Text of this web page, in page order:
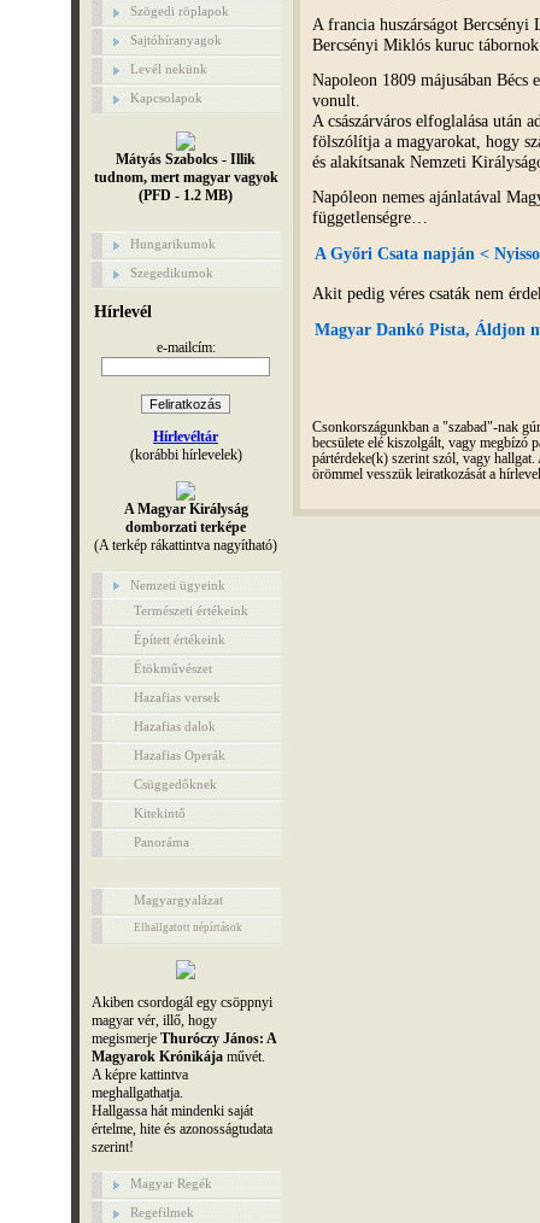
Szögedi röplapok
Sajtóhíranyagok
Levél nekünk
Kapcsolapok
Mátyás Szabolcs - Illik
tudnom, mert magyar vagyok
(PFD - 1.2 MB)
Hungarikumok
Szegedikumok
Hírlevél
e-mailcím:
Hírlevéltár
(korábbi hírlevelek)
A Magyar Királyság
domborzati terképe
(A terkép rákattintva nagyítható)
Nemzeti ügyeink
Természeti értékeink
Épített értékeink
Étökművészet
Hazafias versek
Hazafias dalok
Hazafias Operák
Csüggedőknek
Kitekintő
Panoráma
Magyargyalázat
Elhallgatott népírtások
Akiben csordogál egy csöppnyi
magyar vér, illő, hogy
megismerje Thuróczy János: A
Magyarok Krónikájaművét.
A képre kattintva
meghallgathatja.
Hallgassa hát mindenki saját
értelme, hite és azonosságtudata
szerint!
Magyar Regék
Regefilmek
A francia huszárságot Bercsényi
Bercsényi Miklós kuruc
Napoleon 1809 májusában
vonult.
A császárváros elfoglalása után
fölszólítja a magyarokat, hogy
és alakítsanak Nemzeti
Napóleon nemes ajánlatával
függetlenségre…
A Győri Csata napján <
Akit pedig véres csaták nem
Magyar Dankó Pista, Áldjon
Csonkországunkban a "szabad"-nak
becsülete elé kiszolgált, vagy megbízó
pártérdeke(k) szerint szól, vagy
örömmel vesszük leiratkozását a